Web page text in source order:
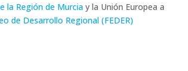
la Región de Murcia y la Unión Europea a
de Desarrollo Regional (FEDER)